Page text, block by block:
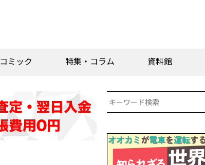
コミック 特集・コラム 資料館